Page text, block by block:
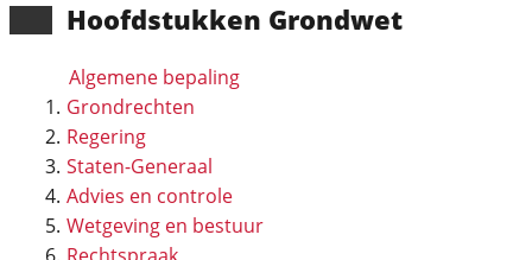
Hoofd­stukken Grondwet
Algemene bepaling
Grondrechten
Regering
Staten-Generaal
Advies en controle
Wetgeving en bestuur